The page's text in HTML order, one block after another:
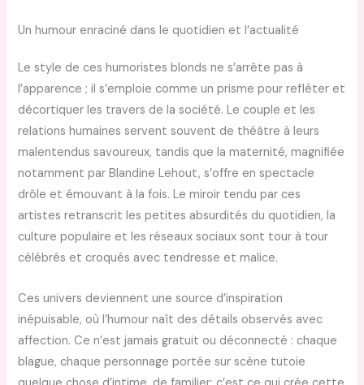
Un humour enraciné dans le quotidien et l’actualité
Le style de ces humoristes blonds ne s’arrête pas à
l’apparence ; il s’emploie comme un prisme pour refléter et
décortiquer les travers de la société. Le couple et les
relations humaines servent souvent de théâtre à leurs
malentendus savoureux, tandis que la maternité, magnifiée
notamment par Blandine Lehout, s’offre en spectacle
drôle et émouvant à la fois. Le miroir tendu par ces
artistes retranscrit les petites absurdités du quotidien, la
culture populaire et les réseaux sociaux sont tour à tour
célébrés et croqués avec tendresse et malice.
Ces univers deviennent une source d’inspiration
inépuisable, où l’humour naît des détails observés avec
affection. Ce n’est jamais gratuit ou déconnecté : chaque
blague, chaque personnage portée sur scène tutoie